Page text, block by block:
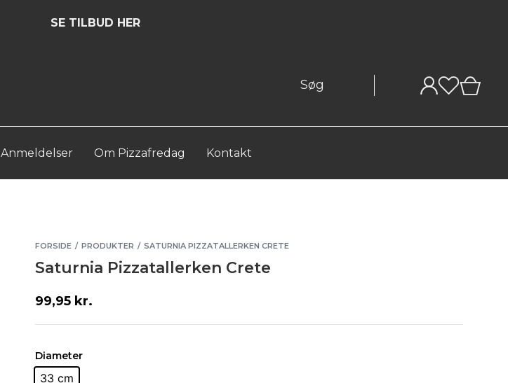
SE TILBUD HER
Anmeldelser Om Pizzafredag Kontakt
FORSIDE / PRODUKTER / SATURNIA PIZZATALLERKEN CRETE
Saturnia Pizzatallerken Crete
99,95 kr.
Diameter
33 cm